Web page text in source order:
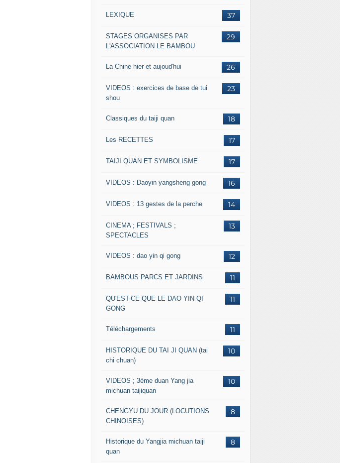
37
LEXIQUE
29
STAGES ORGANISES PAR
L'ASSOCIATION LE BAMBOU
26
La Chine hier et aujoud'hui
23
VIDEOS : exercices de base de tui
shou
18
Classiques du taiji quan
17
Les RECETTES
17
TAIJI QUAN ET SYMBOLISME
16
VIDEOS : Daoyin yangsheng gong
14
VIDEOS : 13 gestes de la perche
13
CINEMA ; FESTIVALS ;
SPECTACLES
12
VIDEOS : dao yin qi gong
11
BAMBOUS PARCS ET JARDINS
11
QU'EST-CE QUE LE DAO YIN QI
GONG
11
Téléchargements
10
HISTORIQUE DU TAI JI QUAN (tai
chi chuan)
10
VIDEOS ; 3ème duan Yang jia
michuan taijiquan
8
CHENGYU DU JOUR (LOCUTIONS
CHINOISES)
8
Historique du Yangjia michuan taiji
quan